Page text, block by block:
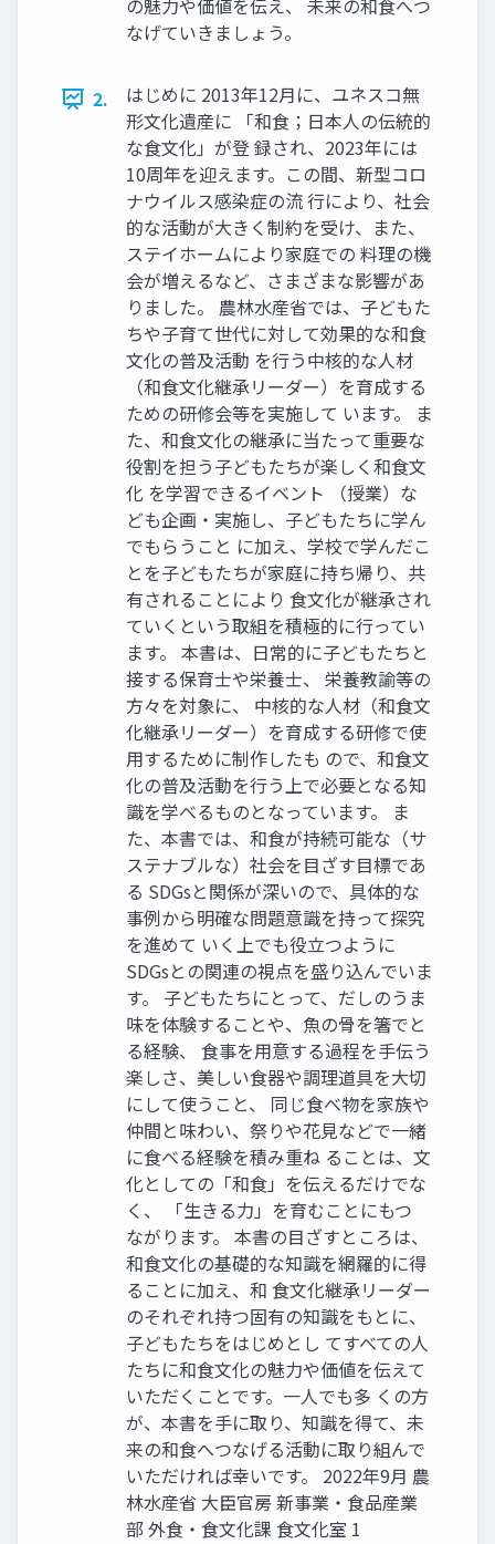
の魅力や価値を伝え、 未来の和食へつ
なげていきましょう。
2.
はじめに 2013年12月に、ユネスコ無
形文化遺産に 「和食；日本人の伝統的
な食文化」が登 録され、2023年には
10周年を迎えます。この間、新型コロ
ナウイルス感染症の流 行により、社会
的な活動が大きく制約を受け、また、
ステイホームにより家庭での 料理の機
会が増えるなど、さまざまな影響があ
りました。 農林水産省では、子どもた
ちや子育て世代に対して効果的な和食
文化の普及活動 を行う中核的な人材
（和食文化継承リーダー）を育成する
ための研修会等を実施して います。 ま
た、和食文化の継承に当たって重要な
役割を担う子どもたちが楽しく和食文
化 を学習できるイベント （授業）な
ども企画・実施し、子どもたちに学ん
でもらうこと に加え、学校で学んだこ
とを子どもたちが家庭に持ち帰り、共
有されることにより 食文化が継承され
ていくという取組を積極的に行ってい
ます。 本書は、日常的に子どもたちと
接する保育士や栄養士、 栄養教諭等の
方々を対象に、 中核的な人材（和食文
化継承リーダー）を育成する研修で使
用するために制作したも ので、和食文
化の普及活動を行う上で必要となる知
識を学べるものとなっています。 ま
た、本書では、和食が持続可能な（サ
ステナブルな）社会を目ざす目標であ
る SDGsと関係が深いので、具体的な
事例から明確な問題意識を持って探究
を進めて いく上でも役立つように
SDGsとの関連の視点を盛り込んでいま
す。 子どもたちにとって、だしのうま
味を体験することや、魚の骨を箸でと
る経験、 食事を用意する過程を手伝う
楽しさ、美しい食器や調理道具を大切
にして使うこと、 同じ食べ物を家族や
仲間と味わい、祭りや花見などで一緒
に食べる経験を積み重ね ることは、文
化としての「和食」を伝えるだけでな
く、 「生きる力」を育むことにもつ
ながります。 本書の目ざすところは、
和食文化の基礎的な知識を網羅的に得
ることに加え、和 食文化継承リーダー
のそれぞれ持つ固有の知識をもとに、
子どもたちをはじめとし てすべての人
たちに和食文化の魅力や価値を伝えて
いただくことです。一人でも多 くの方
が、本書を手に取り、知識を得て、未
来の和食へつなげる活動に取り組んで
いただければ幸いです。 2022年9月 農
林水産省 大臣官房 新事業・食品産業
部 外食・食文化課 食文化室 1